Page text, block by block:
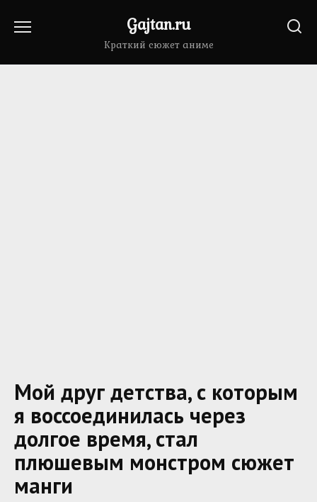
Gajtan.ru
Краткий сюжет аниме
Мой друг детства, с которым
я воссоединилась через
долгое время, стал
плюшевым монстром сюжет
манги